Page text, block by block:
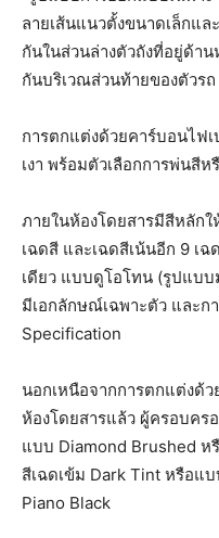
ลายเส้นแนวตั้งขนาดเล็กแ
กันในส่วนล่างตัวถังที่อยู่ด้า
กันบริเวณส่วนท้ายของตัวรถ
การตกแต่งด้วยคาร์บอนไฟ
เงา พร้อมตัวเลือกการพ่นสีห
ภายในห้องโดยสารมีสีหลักใ
เฉดสี และเฉดสีเน้นอีก 9 เ
เดียว แบบดูโอโทน (รูปแบ
มีเอกลักษณ์เฉพาะตัว และก
Specification
นอกเหนือจากการตกแต่งด้
ห้องโดยสารแล้ว ผู้ครอบครอ
แบบ Diamond Brushed ห
สีเฉดเข้ม Dark Tint หรือแ
Piano Black